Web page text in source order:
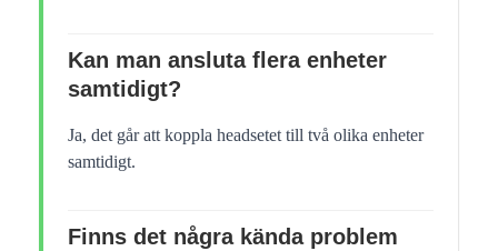
Kan man ansluta flera enheter
samtidigt?
Ja, det går att koppla headsetet till två olika enheter
samtidigt.
Finns det några kända problem